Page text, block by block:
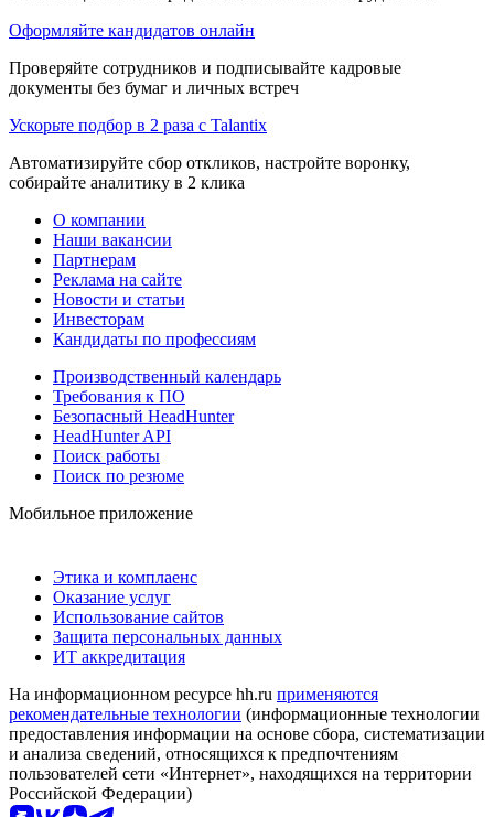
Оформляйте кандидатов онлайн
Проверяйте сотрудников и подписывайте кадровые
документы без бумаг и личных встреч
Ускорьте подбор в 2 раза с Talantix
Автоматизируйте сбор откликов, настройте воронку,
собирайте аналитику в 2 клика
О компании
Наши вакансии
Партнерам
Реклама на сайте
Новости и статьи
Инвесторам
Кандидаты по профессиям
Производственный календарь
Требования к ПО
Безопасный HeadHunter
HeadHunter API
Поиск работы
Поиск по резюме
Мобильное приложение
Этика и комплаенс
Оказание услуг
Использование сайтов
Защита персональных данных
ИТ аккредитация
На информационном ресурсе hh.ru применяются
рекомендательные технологии (информационные технологии
предоставления информации на основе сбора, систематизации
и анализа сведений, относящихся к предпочтениям
пользователей сети «Интернет», находящихся на территории
Российской Федерации)